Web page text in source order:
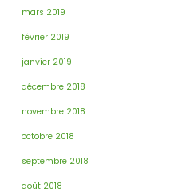
mars 2019
février 2019
janvier 2019
décembre 2018
novembre 2018
octobre 2018
septembre 2018
août 2018